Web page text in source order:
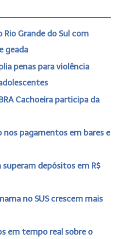
Grande do Sul com
geada
penas para violência
Cachoeira participa da
nos pagamentos em bares e
depósitos em R$
no SUS crescem mais
em tempo real sobre o